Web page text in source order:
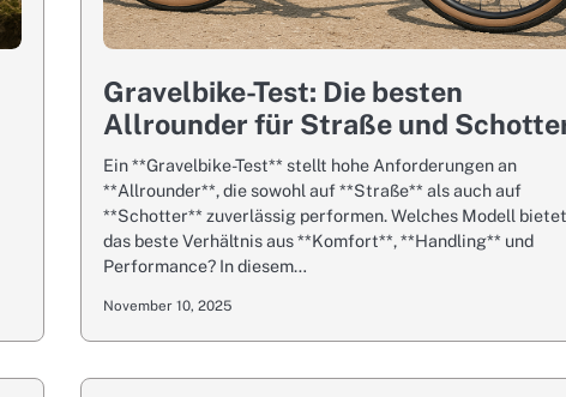
Gravelbike-Test: Die besten
Allrounder für Straße und
Ein **Gravelbike-Test** stellt hohe Anforderungen an
**Allrounder**, die sowohl auf **Straße** als auch auf
**Schotter** zuverlässig performen. Welches Modell
das beste Verhältnis aus **Komfort**, **Handling** und
Performance? In diesem…
November 10, 2025